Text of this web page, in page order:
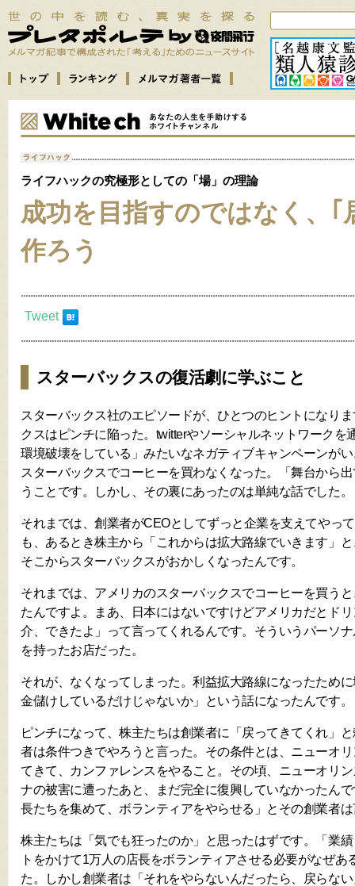
ライフハックの究極形としての「場」の理論
成功を目指すのではなく、｢
作ろう
Tweet
スターバックスの復活劇に学ぶこと
スターバックス社のエピソードが、ひとつのヒントになり
クスはピンチに陥った。twitterやソーシャルネットワークを
環境破壊をしている」みたいなネガティブキャンペーンが
スターバックスでコーヒーを買わなくなった。「舞台から
うことです。しかし、その裏にあったのは単純な話でした。
それまでは、創業者がCEOとしてずっと企業を支えてやっ
も、あるとき株主から「これからは拡大路線でいきます」
そこからスターバックスがおかしくなったんです。
それまでは、アメリカのスターバックスでコーヒーを買う
たんですよ。まあ、日本にはないですけどアメリカだとド
介、できたよ」って言ってくれるんです。そういうパーソ
を持ったお店だった。
それが、なくなってしまった。利益拡大路線になったため
金儲けしているだけじゃないか」という話になったんです。
ピンチになって、株主たちは創業者に「戻ってきてくれ」
者は条件つきでやろうと言った。その条件とは、ニューオ
てきて、カンファレンスをやること。その頃、ニューオリ
ナの被害に遭ったあと、まだ完全に復興していなかったん
長たちを集めて、ボランティアをやらせる」とその創業者
株主たちは「気でも狂ったのか」と思ったはずです。「業
トをかけて1万人の店長をボランティアさせる必要がなぜあ
た。しかし創業者は「それをやらないんだったら、戻らな